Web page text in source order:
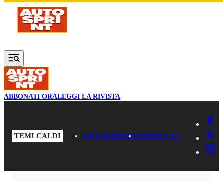
Vai al contenuto principale
ABBONATI ORALEGGI LA RIVISTA
TEMI CALDI GP UNGHERIAFORMULA 1